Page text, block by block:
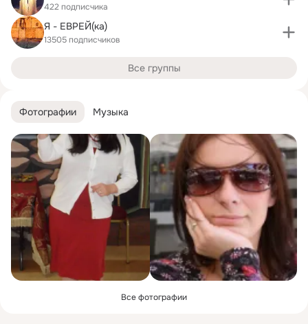
Фотографии Музыка
Все фотографии
422 подписчика
Я - ЕВРЕЙ(ка)
13505 подписчиков
Все группы